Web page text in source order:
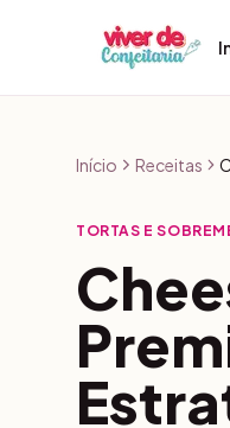
Início Receitas
TORTAS E